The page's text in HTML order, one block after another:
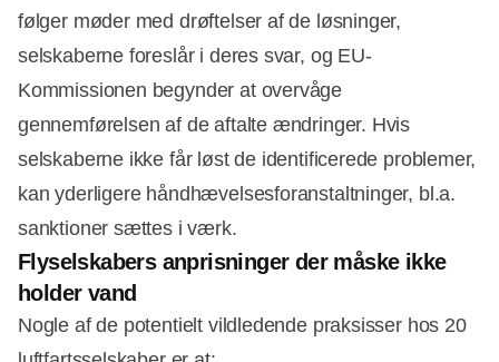
følger møder med drøftelser af de løsninger,
selskaberne foreslår i deres svar, og EU-
Kommissionen begynder at overvåge
gennemførelsen af de aftalte ændringer. Hvis
selskaberne ikke får løst de identificerede problemer,
kan yderligere håndhævelsesforanstaltninger, bl.a.
sanktioner sættes i værk.
Flyselskabers anprisninger der måske ikke
holder vand
Nogle af de potentielt vildledende praksisser hos 20